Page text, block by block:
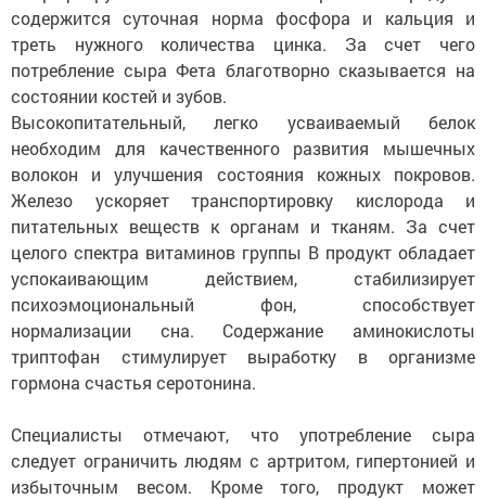
содержится суточная норма фосфора и кальция и
треть нужного количества цинка. За счет чего
потребление сыра Фета благотворно сказывается на
состоянии костей и зубов.
Высокопитательный, легко усваиваемый белок
необходим для качественного развития мышечных
волокон и улучшения состояния кожных покровов.
Железо ускоряет транспортировку кислорода и
питательных веществ к органам и тканям. За счет
целого спектра витаминов группы B продукт обладает
успокаивающим действием, стабилизирует
психоэмоциональный фон, способствует
нормализации сна. Содержание аминокислоты
триптофан стимулирует выработку в организме
гормона счастья серотонина.
Специалисты отмечают, что употребление сыра
следует ограничить людям с артритом, гипертонией и
избыточным весом. Кроме того, продукт может